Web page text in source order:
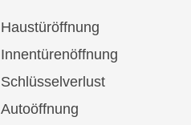
Haustüröffnung
Innentürenöffnung
Schlüsselverlust
Autoöffnung